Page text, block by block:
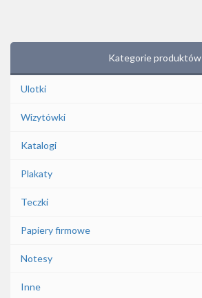
Kategorie produktów
Ulotki
Wizytówki
Katalogi
Plakaty
Teczki
Papiery firmowe
Notesy
Inne